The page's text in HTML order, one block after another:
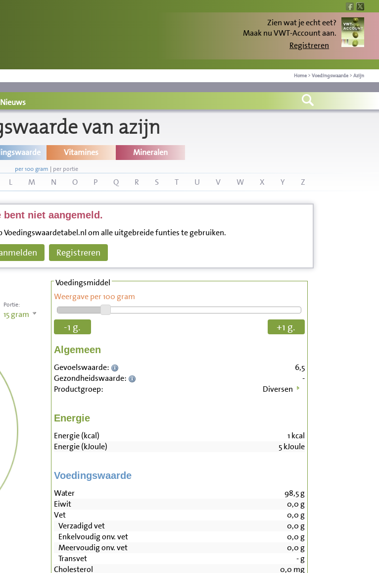
Zien wat je echt eet?
Maak nu VWT-Account aan.
Registreren
Home > Voedingswaarde > Azijn
Nieuws
van azijn
Vitamines Mineralen
per 100 gram | per portie
L M N O P Q R S T U V W X Y Z
bent niet aangemeld.
Voedingswaardetabel.nl om alle uitgebreide funties te gebruiken.
Registreren
Portie:
15gram
Voedingsmiddel
Weergave per 100 gram
-1 g. +1 g.
Algemeen
Gevoelswaarde:
6,5
Gezondheidswaarde:
-
Productgroep:
Diversen
Energie
Energie (kcal) 1 kcal
Energie (kJoule)
5kJoule
Voedingswaarde
Water 98,5g
Eiwit
0,0 g
Vet
0,0 g
Verzadigd vet
0,0 g
Enkelvoudig onv. vet
0,0 g
Meervoudig onv. vet
0,0 g
Transvet
-g
Cholesterol
0,0 mg